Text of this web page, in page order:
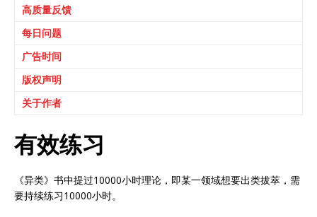
高质量反馈
每日问题
广告时间
版权声明
关于作者
有效练习
《异类》书中提过10000小时理论，即某一领域想要出类拔萃，需
要持续练习10000小时。